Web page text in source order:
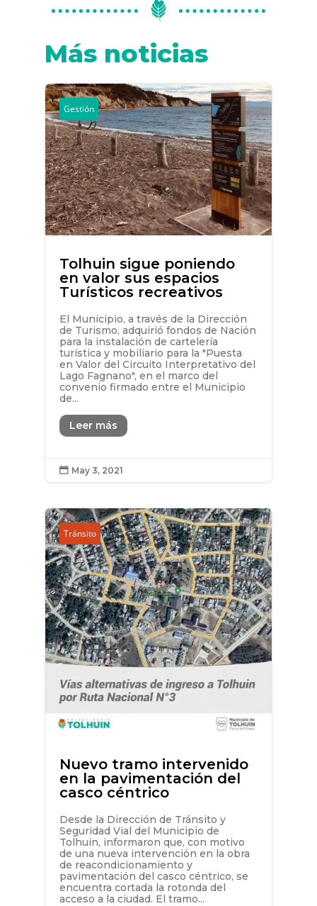
Más noticias
Gestión
Tolhuin sigue poniendo
en valor sus espacios
Turísticos recreativos
El Municipio, a través de la Dirección
de Turismo, adquirió fondos de Nación
para la instalación de cartelería
turística y mobiliario para la "Puesta
en Valor del Circuito Interpretativo del
Lago Fagnano", en el marco del
convenio firmado entre el Municipio
de...
Leer más
 May 3, 2021
Tránsito
Nuevo tramo intervenido
en la pavimentación del
casco céntrico
Desde la Dirección de Tránsito y
Seguridad Vial del Municipio de
Tolhuin, informaron que, con motivo
de una nueva intervención en la obra
de reacondicionamiento y
pavimentación del casco céntrico, se
encuentra cortada la rotonda del
acceso a la ciudad. El tramo...